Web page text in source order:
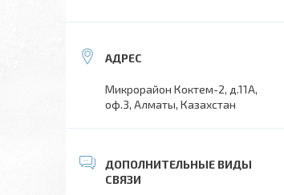
Микрорайон Коктем-2, д.11А,
оф.3, Алматы, Казахстан